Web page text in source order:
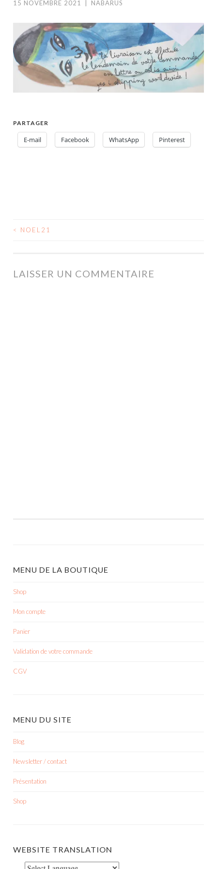
15 NOVEMBRE 2021 NABARUS
PARTAGER
E-mail Facebook WhatsApp Pinterest
NAVIGATION
ARTICLES
< NOEL21
LAISSER UN COMMENTAIRE
MENU DE LA BOUTIQUE
Shop
Mon compte
Panier
Validation de votre commande
CGV
MENU DU SITE
Blog
Newsletter / contact
Présentation
Shop
WEBSITE TRANSLATION